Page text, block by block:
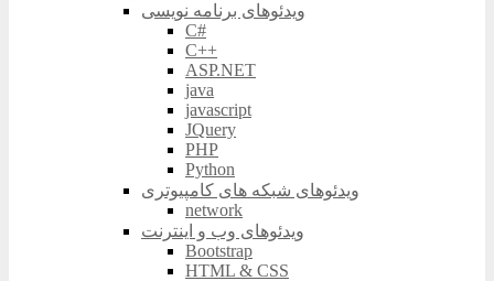
ویدئوهای برنامه نویسی
C#
C++
ASP.NET
java
javascript
JQuery
PHP
Python
ویدئوهای شبکه های کامپیوتری
network
ویدئوهای وب و اینترنت
Bootstrap
HTML & CSS